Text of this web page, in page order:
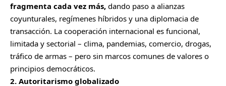
fragmenta cada vez más, dando paso a alianzas
coyunturales, regímenes híbridos y una diplomacia de
transacción. La cooperación internacional es funcional,
limitada y sectorial – clima, pandemias, comercio, drogas,
tráfico de armas – pero sin marcos comunes de valores o
principios democráticos.
2. Autoritarismo globalizado